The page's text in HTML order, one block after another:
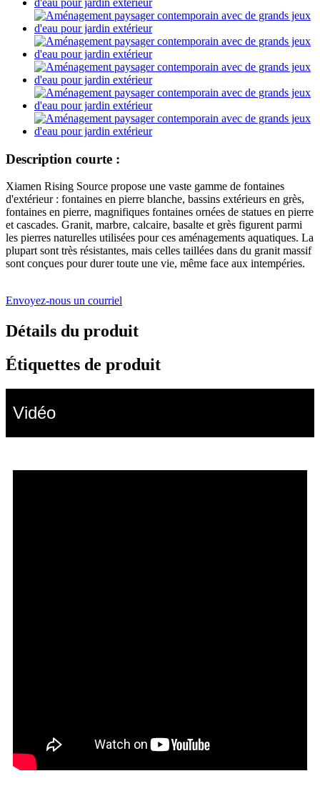
Description courte :
Xiamen Rising Source propose une vaste gamme de fontaines
d'extérieur : fontaines en pierre blanche, bassins extérieurs en grès,
fontaines en pierre, magnifiques fontaines ornées de statues en pierre
et cascades. Granit, marbre, calcaire, basalte et grès figurent parmi
les pierres naturelles utilisées pour ces aménagements aquatiques. La
plupart sont très résistantes, mais celles taillées dans du granit massif
sont conçues pour durer toute une vie, même face aux intempéries.
Envoyez-nous un courriel
Détails du produit
Étiquettes de produit
Vidéo